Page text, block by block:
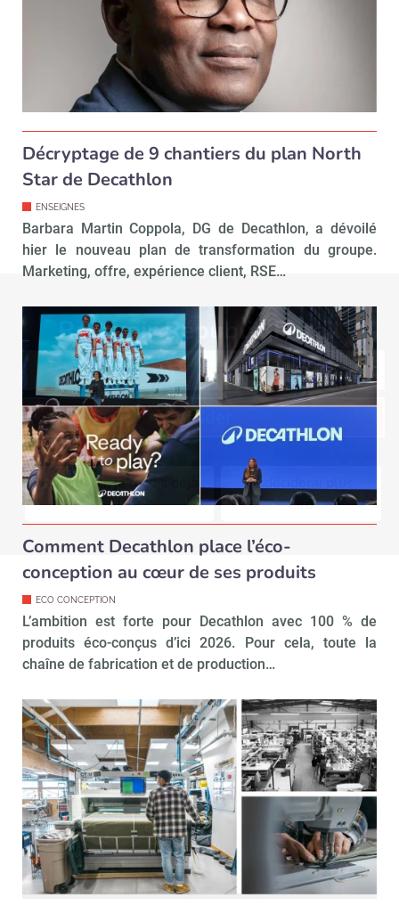
Décryptage de 9 chantiers du plan North
Star de Decathlon
ENSEIGNES
Barbara Martin Coppola, DG de Decathlon, a dévoilé
hier le nouveau plan de transformation du groupe.
Marketing, offre, expérience client, RSE…
Comment Decathlon place l’éco-
conception au cœur de ses produits
ECO CONCEPTION
L’ambition est forte pour Decathlon avec 100 % de
produits éco-conçus d’ici 2026. Pour cela, toute la
chaîne de fabrication et de production…
Recevoir Républik Retail
Valider
Non merci, je reçois déjà
!
Je déciderai plus
tard